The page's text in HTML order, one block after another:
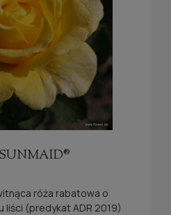
róża rabatowa o
liści (predykat ADR 2019)